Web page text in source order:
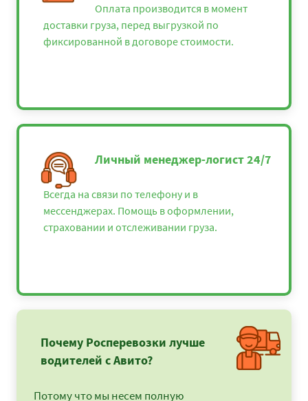
Оплата производится в момент
доставки груза, перед выгрузкой по
фиксированной в договоре стоимости.
Личный менеджер-логист 24/7
Всегда на связи по телефону и в
мессенджерах. Помощь в оформлении,
страховании и отслеживании груза.
Почему Росперевозки лучше
водителей с Авито?
Потому что мы несем полную